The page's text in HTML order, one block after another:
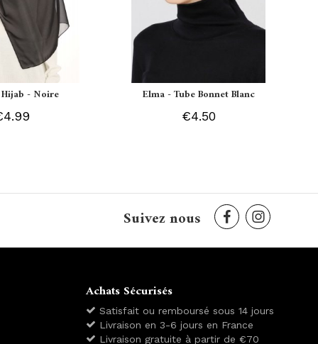
- Noire Elma - Tube Bonnet Blanc
€4.50
Suivez nous
Achats Sécurisés
Satisfait ou remboursé sous 14 jours
Livraison en 3-6 jours en France
Livraison gratuite à partir de €70